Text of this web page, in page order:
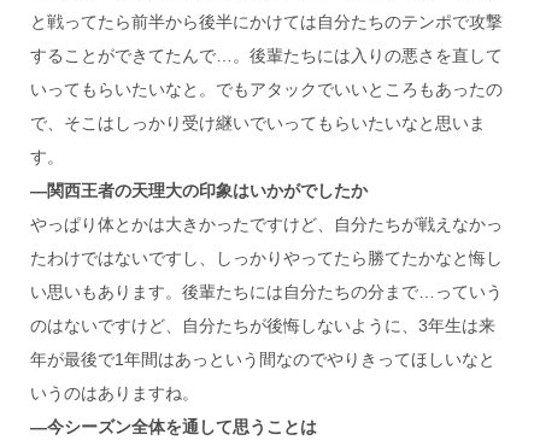
と戦ってたら前半から後半にかけては自分たちのテンポで攻撃
することができてたんで…。後輩たちには入りの悪さを直して
いってもらいたいなと。でもアタックでいいところもあったの
で、そこはしっかり受け継いでいってもらいたいなと思いま
す。
―関西王者の天理大の印象はいかがでしたか
やっぱり体とかは大きかったですけど、自分たちが戦えなかっ
たわけではないですし、しっかりやってたら勝てたかなと悔し
い思いもあります。後輩たちには自分たちの分まで…っていう
のはないですけど、自分たちが後悔しないように、3年生は来
年が最後で1年間はあっという間なのでやりきってほしいなと
いうのはありますね。
―今シーズン全体を通して思うことは